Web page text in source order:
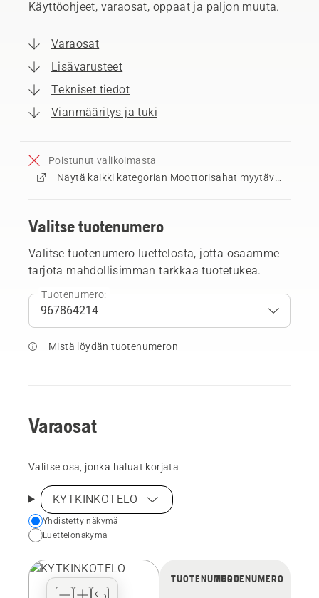
Käyttöohjeet, varaosat, oppaat ja paljon muuta.
Varaosat
Lisävarusteet
Tekniset tiedot
Vianmääritys ja tuki
Poistunut valikoimasta
Näytä kaikki kategorian Moottorisahat myytävät tuotteet
Valitse tuotenumero
Valitse tuotenumero luettelosta, jotta osaamme
tarjota mahdollisimman tarkkaa tuotetukea.
Tuotenumero:
Mistä löydän tuotenumeron
Varaosat
Valitse osa, jonka haluat korjata
KYTKINKOTELO
Choose
your
view
Yhdistetty näkymä
Luettelonäkymä
TUOTENUMEROTUOTENUMERO